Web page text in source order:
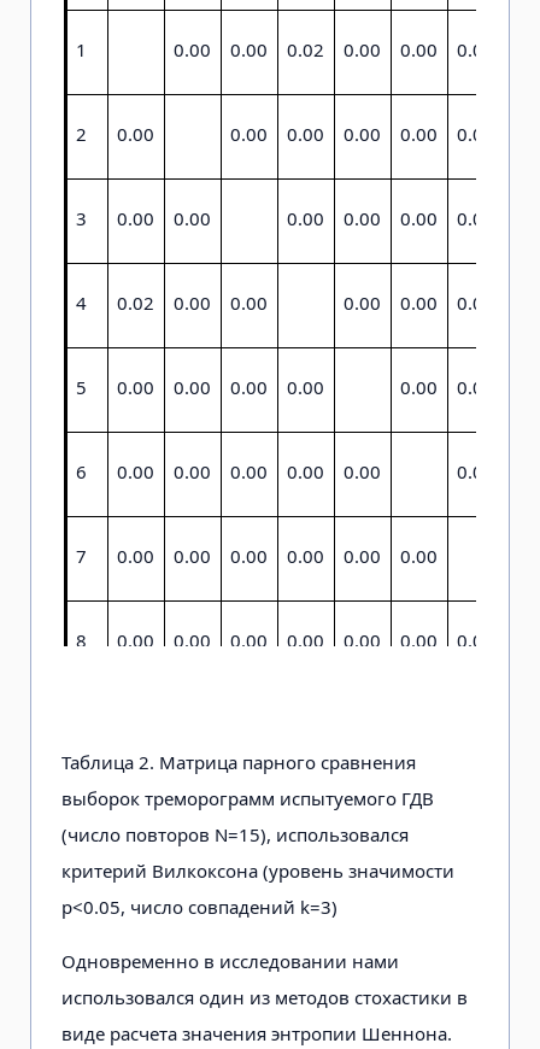
1 0.00 0.00 0.02 0.00 0.00 0.00
2 0.00 0.00 0.00 0.00 0.00 0.00
3 0.00 0.00 0.00 0.00 0.00 0.00
4 0.02 0.00 0.00 0.00 0.00 0.00
5 0.00 0.00 0.00 0.00 0.00 0.00
6 0.00 0.00 0.00 0.00 0.00 0.00
7 0.00 0.00 0.00 0.00 0.00 0.00
8 0.00 0.00 0.00 0.00 0.00 0.00 0.00
10 0.00 0.00 0.00 0.00 0.00 0.00
12 0.00
Таблица 2. Матрица парного сравнения
выборок треморограмм испытуемого ГДВ
(число повторов N=15), использовался
критерий Вилкоксона (уровень значимости
p<0.05, число совпадений k=3)
Одновременно в исследовании нами
использовался один из методов стохастики в
виде расчета значения энтропии Шеннона.